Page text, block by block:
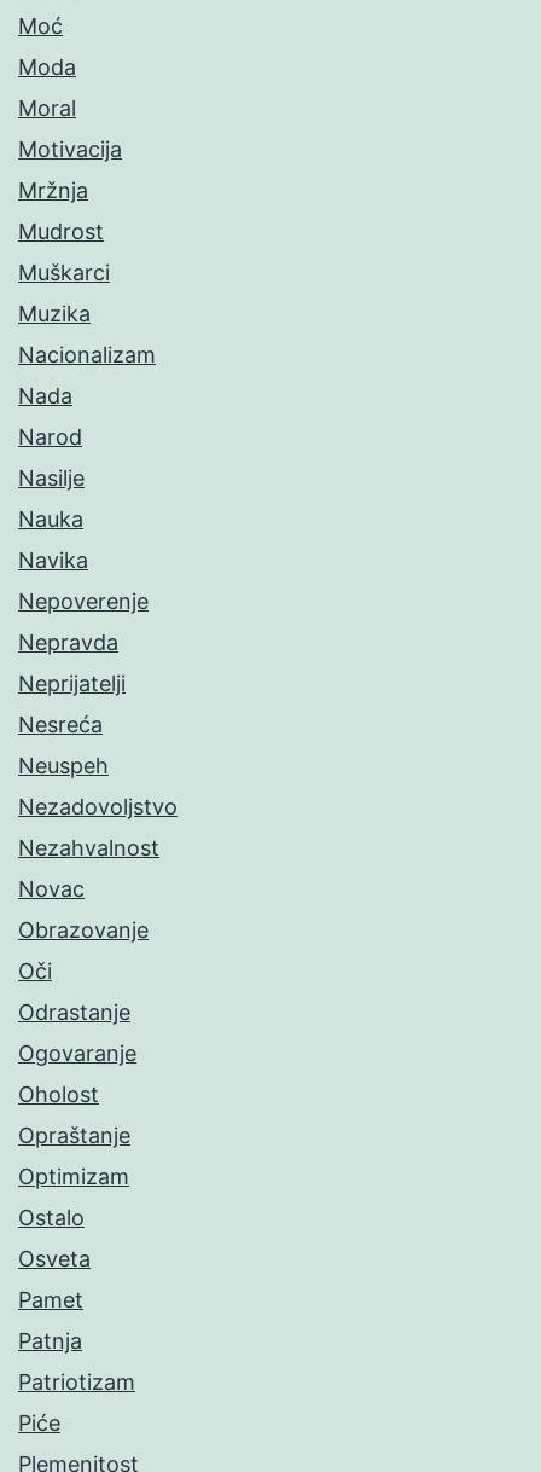
Moć
Moda
Moral
Motivacija
Mržnja
Mudrost
Muškarci
Muzika
Nacionalizam
Nada
Narod
Nasilje
Nauka
Navika
Nepoverenje
Nepravda
Neprijatelji
Nesreća
Neuspeh
Nezadovoljstvo
Nezahvalnost
Novac
Obrazovanje
Oči
Odrastanje
Ogovaranje
Oholost
Opraštanje
Optimizam
Ostalo
Osveta
Pamet
Patnja
Patriotizam
Piće
Plemenitost